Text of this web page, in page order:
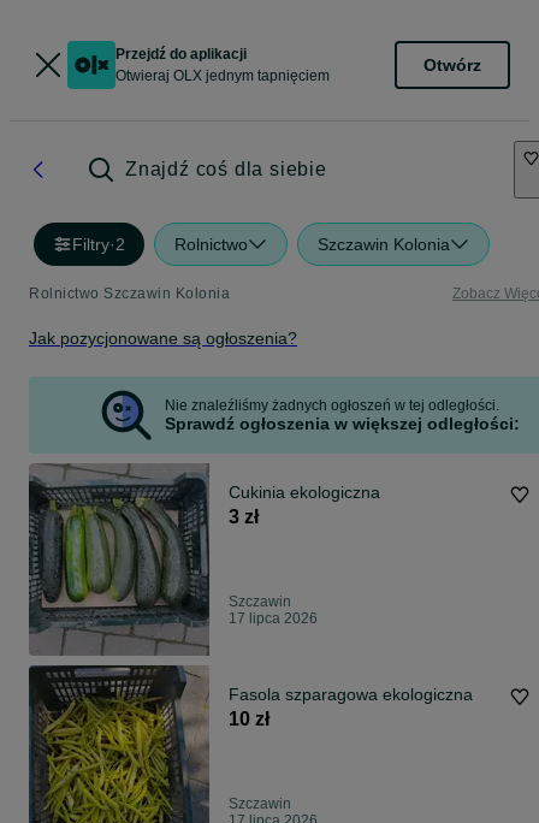
Przejdź do aplikacji
Otwieraj OLX jednym tapnięciem
Otwórz
Znajdź coś dla siebie
Filtry·2 Rolnictwo Szczawin Kolonia
Rolnictwo Szczawin Kolonia Zobacz
Jak pozycjonowane są ogłoszenia?
Nie znaleźliśmy żadnych ogłoszeń w tej odległości.
Sprawdź ogłoszenia w większej odległości:
Cukinia ekologiczna
3 zł
Szczawin
17 lipca 2026
Fasola szparagowa ekologiczna
10 zł
Szczawin